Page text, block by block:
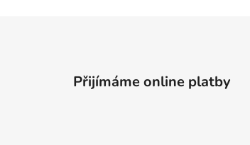
Přijímáme online platby